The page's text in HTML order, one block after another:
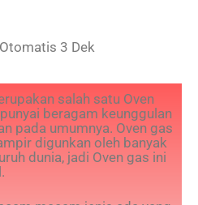
3 Dek
salah satu Oven
beragam keunggulan
pada umumnya. Oven gas
digunkan oleh banyak
dunia, jadi Oven gas ini